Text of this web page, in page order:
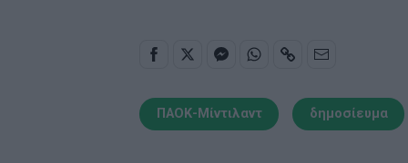
ΠΑΟΚ-Μίντιλαντ δημοσίευμα